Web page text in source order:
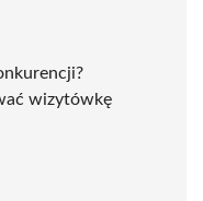
wizytówkę